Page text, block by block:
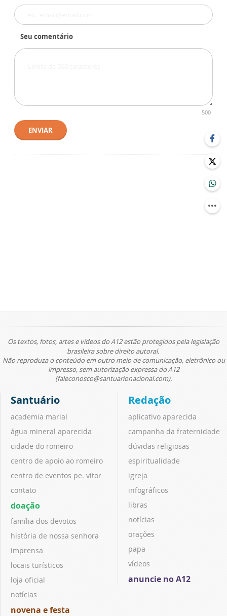
Seu comentário
500
ENVIAR
Os textos, fotos, artes e vídeos do A12 estão protegidos pela legislação
brasileira sobre direito autoral.
Não reproduza o conteúdo em outro meio de comunicação, eletrônico ou
impresso, sem autorização expressa do A12
(faleconosco@santuarionacional.com).
Santuário
academia marial
água mineral aparecida
cidade do romeiro
centro de apoio ao romeiro
centro de eventos pe. vitor
contato
doação
família dos devotos
história de nossa senhora
imprensa
locais turísticos
loja oficial
notícias
novena e festa
Redação
aplicativo aparecida
campanha da fraternidade
dúvidas religiosas
espiritualidade
igreja
infográficos
libras
notícias
orações
papa
vídeos
anuncie no A12